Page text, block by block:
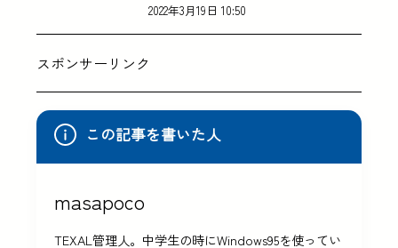
2022年3月19日 10:50
スポンサーリンク
この記事を書いた人
masapoco
TEXAL管理人。中学生の時にWindows95を使ってい